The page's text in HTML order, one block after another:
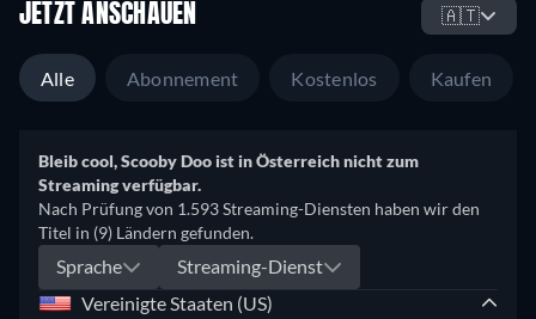
JETZT ANSCHAUEN 🇦🇹
Alle Abonnement Kostenlos Kaufen
Bleib cool, Scooby Doo ist in Österreich nicht zum
Streaming verfügbar.
Nach Prüfung von 1.593 Streaming-Diensten haben wir den
Titel in (9) Ländern gefunden.
Sprache
Streaming-Dienst
Vereinigte Staaten (US)